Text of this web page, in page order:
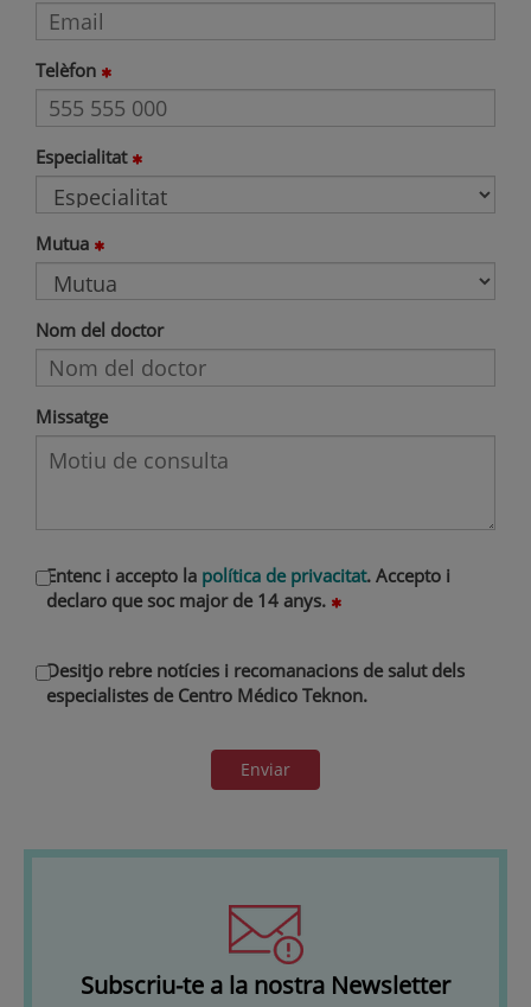
Telèfon
Especialitat
Mutua
Nom del doctor
Missatge
Entenc i accepto la política de privacitat. Accepto i
declaro que soc major de 14 anys.
Desitjo rebre notícies i recomanacions de salut dels
especialistes de Centro Médico Teknon.
Enviar
Subscriu-te a la nostra Newsletter